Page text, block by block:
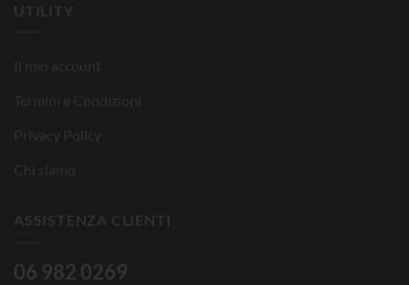
UTILITY
Il mio account
Termini e Condizioni
Privacy Policy
Chi siamo
ASSISTENZA CLIENTI
06 982 0269